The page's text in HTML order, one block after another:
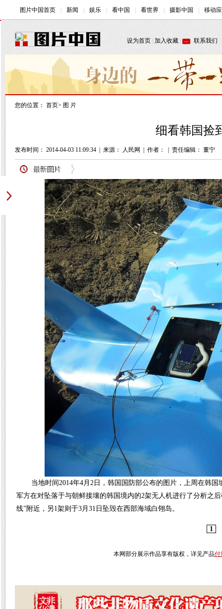
您的位置： 首页> 图 片
细看韩国捡
发布时间： 2014-04-03 11:09:34 来源： 人民网 作者： 责任编辑： 董宁
当地时间2014年4月2日，韩国国防部公布的图片，上周在韩
军方在对坠落于与朝鲜接壤的韩国境内的2架无人机进行了分析之
线”附近，另1架则于3月31日坠毁在西部海域白翎岛。
1
本网部分展示作品享有版权，详见产品付